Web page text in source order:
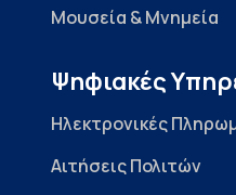
Μουσεία & Μνημεία
Ψηφιακές
Ηλεκτρονικές
Αιτήσεις Πολιτών